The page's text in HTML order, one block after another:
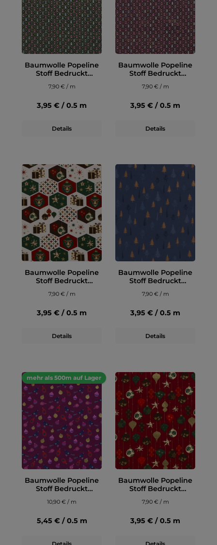
Baumwolle Popeline
Stoff Bedruckt
7,90 € / m
3,95 € / 0.5 m
Details
Baumwolle Popeline
Stoff Bedruckt
7,90 € / m
3,95 € / 0.5 m
Details
Baumwolle Popeline
Stoff Bedruckt
Weihnachten,
wollweiß
7,90 € / m
3,95 € / 0.5 m
Details
Baumwolle Popeline
Stoff Bedruckt
Weihnachtsbäume,
indigoblau
7,90 € / m
3,95 € / 0.5 m
Details
mehr als 500m auf Lager
Baumwolle Popeline
Stoff Bedruckt
Weihnachtskugeln,
bordeauxrot
10,90 € / m
5,45 € / 0.5 m
Baumwolle Popeline
Stoff Bedruckt
Weihnachtskugeln,
dunkelrot
7,90 € / m
3,95 € / 0.5 m